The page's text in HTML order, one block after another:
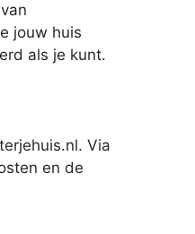
jouw huis
als je kunt.
Via
en de